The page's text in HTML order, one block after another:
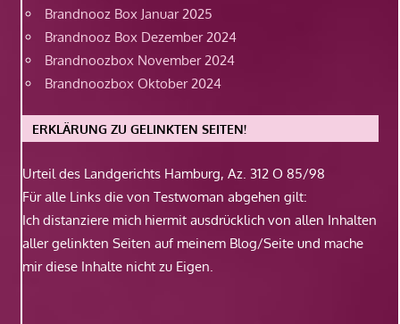
Brandnooz Box Januar 2025
Brandnooz Box Dezember 2024
Brandnoozbox November 2024
Brandnoozbox Oktober 2024
ERKLÄRUNG ZU GELINKTEN SEITEN!
Urteil des Landgerichts Hamburg, Az. 312 O 85/98
Für alle Links die von Testwoman abgehen gilt:
Ich distanziere mich hiermit ausdrücklich von allen Inhalten
aller gelinkten Seiten auf meinem Blog/Seite und mache
mir diese Inhalte nicht zu Eigen.